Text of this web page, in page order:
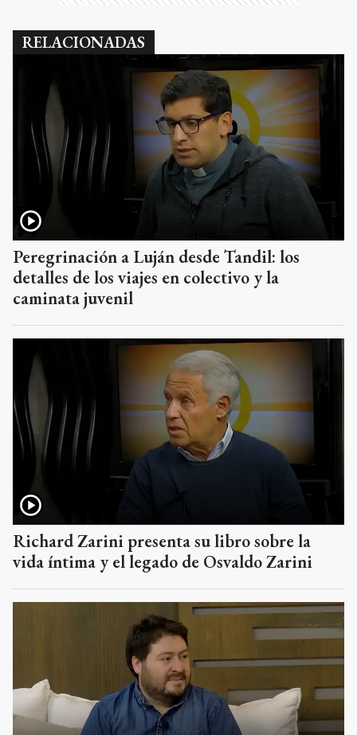
RELACIONADAS
Peregrinación a Luján desde Tandil: los
detalles de los viajes en colectivo y la
caminata juvenil
Richard Zarini presenta su libro sobre la
vida íntima y el legado de Osvaldo Zarini